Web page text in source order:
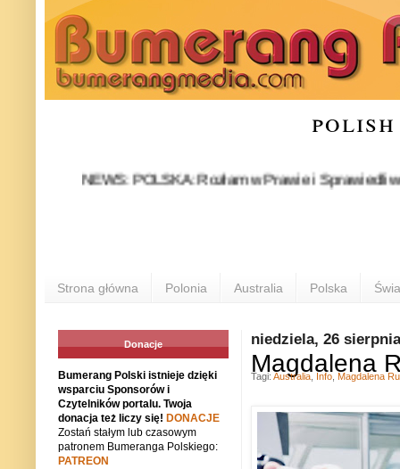
NEWS: POLSKA: Rozłam w Prawie i
Strona główna Polonia Australia Polska
niedziela, 26
Magdalena
Tagi: Australia Info Magdalena
Donacje
Bumerang Polski istnieje dzięki
wsparciu Sponsorów i
Czytelników portalu. Twoja
donacja też liczy się! DONACJE
Zostań stałym lub czasowym
patronem Bumeranga Polskiego:
PATREON